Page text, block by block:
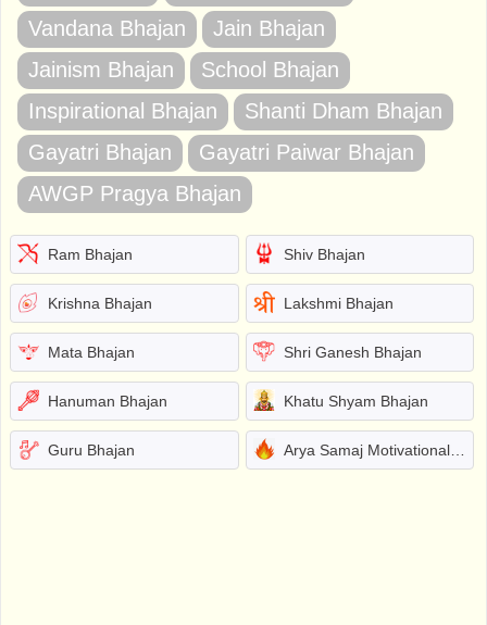
Vandana Bhajan
Jain Bhajan
Jainism Bhajan
School Bhajan
Inspirational Bhajan
Shanti Dham Bhajan
Gayatri Bhajan
Gayatri Paiwar Bhajan
AWGP Pragya Bhajan
Ram Bhajan Shiv Bhajan
Krishna Bhajan Lakshmi Bhajan
Mata Bhajan Shri Ganesh Bhajan
Hanuman Bhajan Khatu Shyam Bhajan
Guru Bhajan Arya Samaj Motivational Bhajans